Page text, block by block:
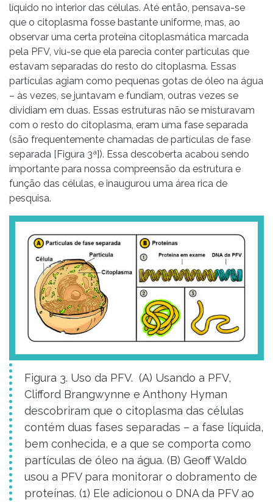
líquido no interior das células. Até então, pensava-se
que o citoplasma fosse bastante uniforme, mas, ao
observar uma certa proteína citoplasmática marcada
pela PFV, viu-se que ela parecia conter partículas que
estavam separadas do resto do citoplasma. Essas
partículas agiam como pequenas gotas de óleo na água
– às vezes, se juntavam e fundiam, outras vezes se
dividiam em duas. Essas estruturas não se misturavam
com o resto do citoplasma, eram uma fase separada
(são frequentemente chamadas de partículas de fase
separada [Figura 3ª]). Essa descoberta acabou sendo
importante para nossa compreensão da estrutura e
função das células, e inaugurou uma área rica de
pesquisa.
Figura 3. Uso da PFV. (A) Usando a PFV,
Clifford Brangwynne e Anthony Hyman
descobriram que o citoplasma das células
contém duas fases separadas – a fase líquida,
bem conhecida, e a que se comporta como
partículas de óleo na água. (B) Geoff Waldo
usou a PFV para monitorar o dobramento de
proteínas. (1) Ele adicionou o DNA da PFV ao